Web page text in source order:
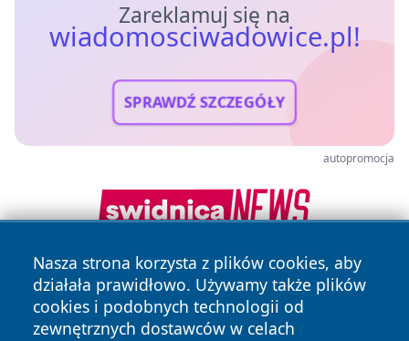
Zareklamuj się na
wiadomosciwadowice.pl!
SPRAWDŹ SZCZEGÓŁY
autopromocja
Nasza strona korzysta z plików cookies, aby
działała prawidłowo. Używamy także plików
cookies i podobnych technologii od
zewnętrznych dostawców w celach